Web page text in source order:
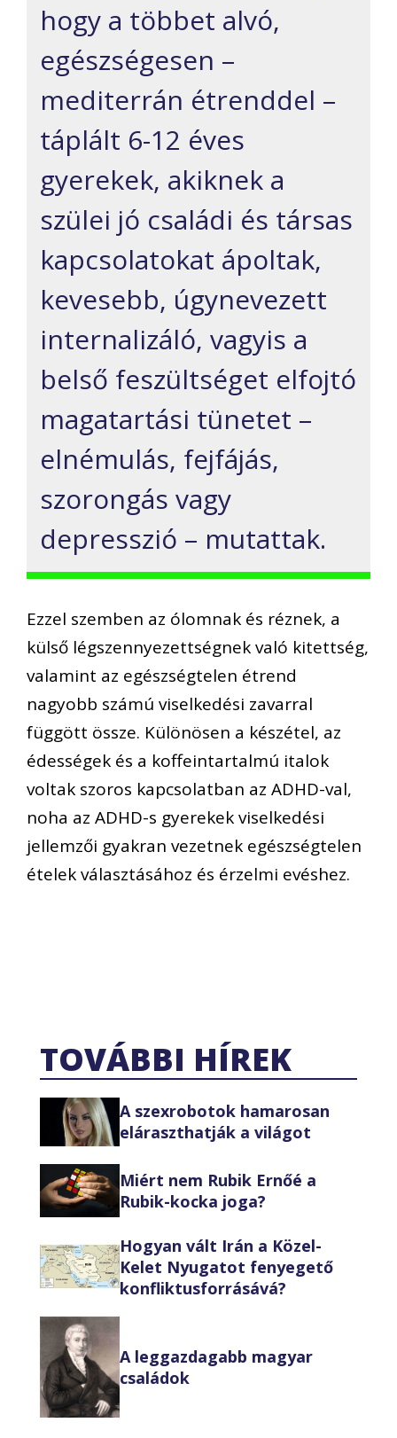
hogy a többet alvó,
egészségesen –
mediterrán étrenddel –
táplált 6-12 éves
gyerekek, akiknek a
szülei jó családi és társas
kapcsolatokat ápoltak,
kevesebb, úgynevezett
internalizáló, vagyis a
belső feszültséget elfojtó
magatartási tünetet –
elnémulás, fejfájás,
szorongás vagy
depresszió – mutattak.
Ezzel szemben az ólomnak és réznek, a
külső légszennyezettségnek való kitettség,
valamint az egészségtelen étrend
nagyobb számú viselkedési zavarral
függött össze. Különösen a készétel, az
édességek és a koffeintartalmú italok
voltak szoros kapcsolatban az ADHD-val,
noha az ADHD-s gyerekek viselkedési
jellemzői gyakran vezetnek egészségtelen
ételek választásához és érzelmi evéshez.
TOVÁBBI HÍREK
A szexrobotok hamarosan
eláraszthatják a világot
Miért nem Rubik Ernőé a
Rubik-kocka joga?
Hogyan vált Irán a Közel-
Kelet Nyugatot fenyegető
konfliktusforrásává?
A leggazdagabb magyar
családok